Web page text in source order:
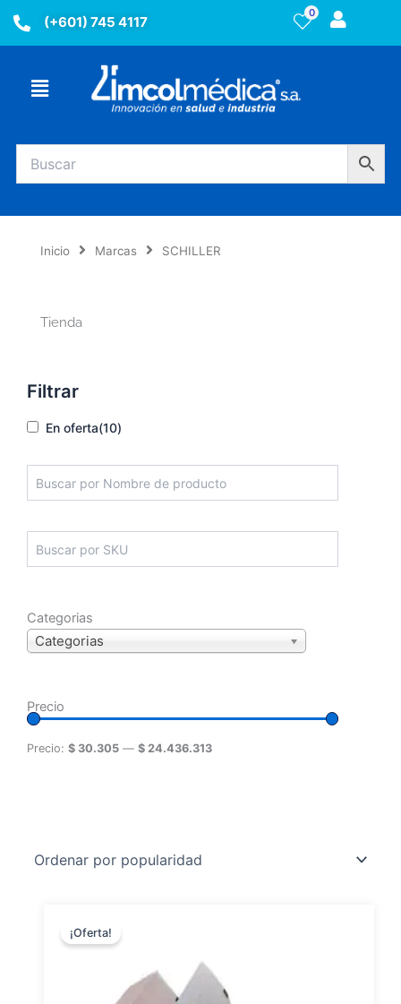
(+601) 745 4117
0
Menú
Inicio Marcas SCHILLER
Tienda
Filtrar
En oferta(10)
Categorias
Categorias
Precio
Precio: $ 30.305 — $ 24.436.313
¡Oferta!